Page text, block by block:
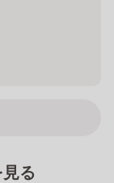
る